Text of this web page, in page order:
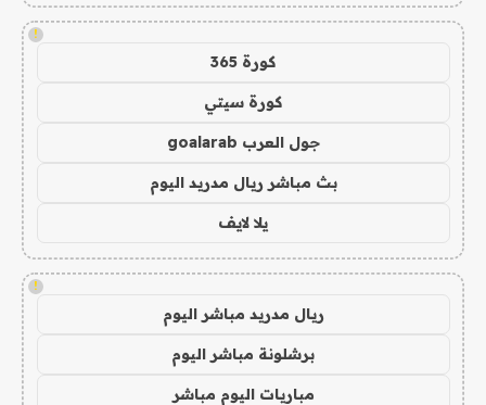
!
كورة 365
كورة سيتي
جول العرب goalarab
بث مباشر ريال مدريد اليوم
يلا لايف
!
ريال مدريد مباشر اليوم
برشلونة مباشر اليوم
مباريات اليوم مباشر